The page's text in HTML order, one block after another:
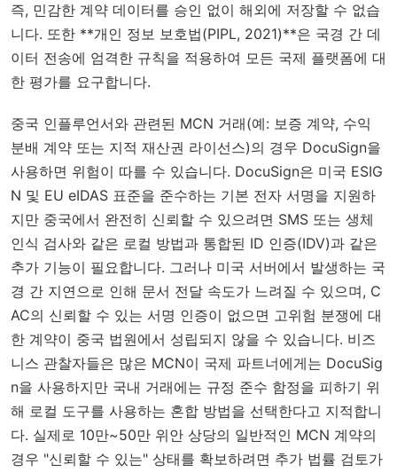
즉, 민감한 계약 데이터를 승인 없이 해외에 저장할 수 없습
니다. 또한 **개인 정보 보호법(PIPL, 2021)**은 국경 간 데
이터 전송에 엄격한 규칙을 적용하여 모든 국제 플랫폼에 대
한 평가를 요구합니다.
중국 인플루언서와 관련된 MCN 거래(예: 보증 계약, 수익
분배 계약 또는 지적 재산권 라이선스)의 경우 DocuSign을
사용하면 위험이 따를 수 있습니다. DocuSign은 미국 ESIG
N 및 EU eIDAS 표준을 준수하는 기본 전자 서명을 지원하
지만 중국에서 완전히 신뢰할 수 있으려면 SMS 또는 생체
인식 검사와 같은 로컬 방법과 통합된 ID 인증(IDV)과 같은
추가 기능이 필요합니다. 그러나 미국 서버에서 발생하는 국
경 간 지연으로 인해 문서 전달 속도가 느려질 수 있으며, C
AC의 신뢰할 수 있는 서명 인증이 없으면 고위험 분쟁에 대
한 계약이 중국 법원에서 성립되지 않을 수 있습니다. 비즈
니스 관찰자들은 많은 MCN이 국제 파트너에게는 DocuSig
n을 사용하지만 국내 거래에는 규정 준수 함정을 피하기 위
해 로컬 도구를 사용하는 혼합 방법을 선택한다고 지적합니
다. 실제로 10만~50만 위안 상당의 일반적인 MCN 계약의
경우 "신뢰할 수 있는" 상태를 확보하려면 추가 법률 검토가